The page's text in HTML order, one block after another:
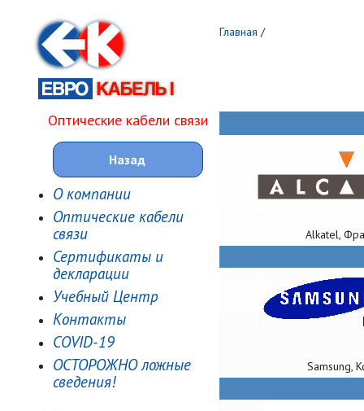
Оптические кабели связи
Назад
О компании
Оптические кабели
связи
Сертификаты и
декларации
Учебный Центр
Контакты
COVID-19
ОСТОРОЖНО ложные
сведения!
Главная /
Alkatel,
Samsung,